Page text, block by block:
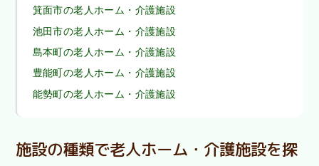
箕面市の老人ホーム・介護施設
池田市の老人ホーム・介護施設
島本町の老人ホーム・介護施設
豊能町の老人ホーム・介護施設
能勢町の老人ホーム・介護施設
施設の種類で老人ホーム・介護施設を探